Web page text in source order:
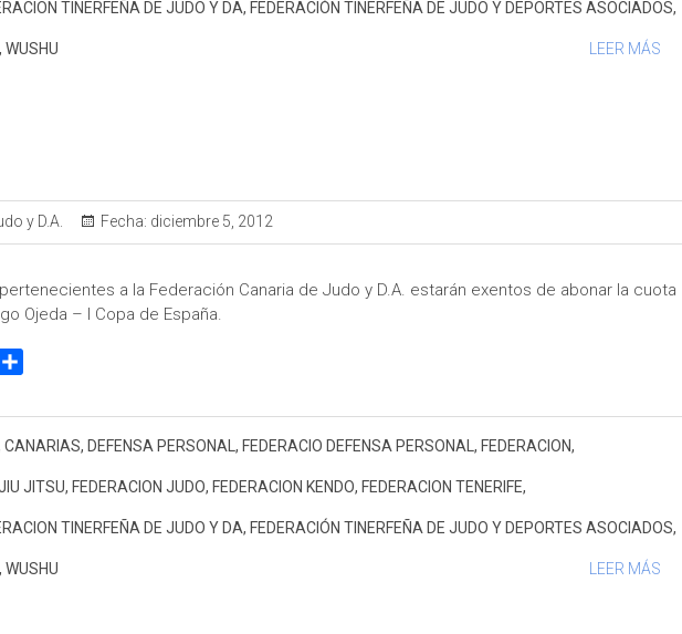
r
TINERFEÑA DE JUDO Y DA, FEDERACIÓN TINERFEÑA DE JUDO Y DEPORTES ASOCIADOS,
, WUSHU LEER MÁS
y D.A. Fecha: diciembre 5, 2012
a la Federación Canaria de Judo y D.A. estarán exentos de abonar la cuota
Ojeda – I Copa de España.
m
p
r
t
r
CANARIAS, DEFENSA PERSONAL , FEDERACIO DEFENSA PERSONAL , FEDERACION,
JITSU, FEDERACION JUDO, FEDERACION KENDO, FEDERACION TENERIFE,
TINERFEÑA DE JUDO Y DA, FEDERACIÓN TINERFEÑA DE JUDO Y DEPORTES ASOCIADOS,
, WUSHU LEER MÁS